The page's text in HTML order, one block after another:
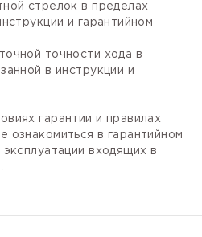
стрелок в пределах
и гарантийном
точности хода в
в инструкции и
гарантии и правилах
ознакомиться в гарантийном
входящих в